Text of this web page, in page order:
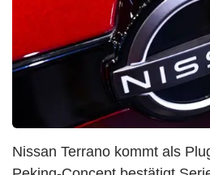
Nissan Terrano kommt als